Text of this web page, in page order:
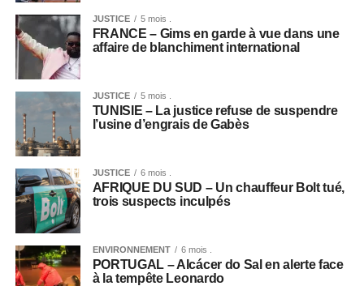
JUSTICE 5 mois .
FRANCE – Gims en garde à vue dans une
affaire de blanchiment international
JUSTICE 5 mois .
TUNISIE – La justice refuse de suspendre
l’usine d’engrais de Gabès
JUSTICE 6 mois .
AFRIQUE DU SUD – Un chauffeur Bolt tué,
trois suspects inculpés
ENVIRONNEMENT 6 mois .
PORTUGAL – Alcácer do Sal en alerte face
à la tempête Leonardo